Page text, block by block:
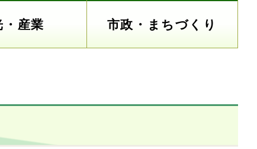
・産業 市政・まちづくり